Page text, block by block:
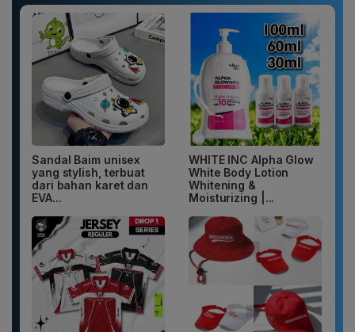
Sandal Baim unisex
yang stylish, terbuat
dari bahan karet dan
EVA...
WHITE INC Alpha Glow
White Body Lotion
Whitening &
Moisturizing |...